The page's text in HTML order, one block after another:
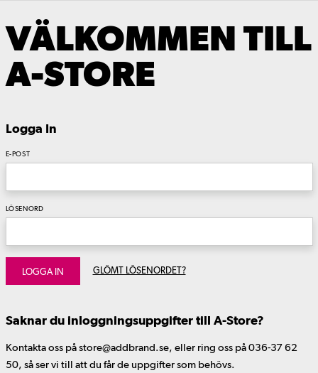
VÄLKOMMEN TILL
A-STORE
Logga In
E-POST
LÖSENORD
LOGGA IN GLÖMT LÖSENORDET?
Saknar du inloggningsuppgifter till A-Store?
Kontakta oss på store@addbrand.se, eller ring oss på 036-37 62
50, så ser vi till att du får de uppgifter som behövs.